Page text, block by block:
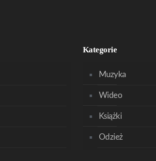
Kategorie
Muzyka
Wideo
Książki
Odzież